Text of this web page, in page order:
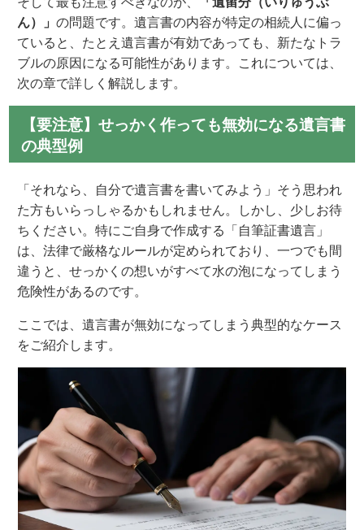
ん）」の問題です。遺言書の内容が特定の相続人に偏っ
ていると、たとえ遺言書が有効であっても、新たなトラ
ブルの原因になる可能性があります。これについては、
次の章で詳しく解説します。
【要注意】せっかく作っても無効になる遺言書
の典型例
「それなら、自分で遺言書を書いてみよう」そう思われ
た方もいらっしゃるかもしれません。しかし、少しお待
ちください。特にご自身で作成する「自筆証書遺言」
は、法律で厳格なルールが定められており、一つでも間
違うと、せっかくの想いがすべて水の泡になってしまう
危険性があるのです。
ここでは、遺言書が無効になってしまう典型的なケース
をご紹介します。